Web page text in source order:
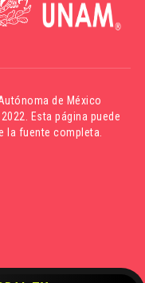
de México
Esta página puede
la fuente completa.